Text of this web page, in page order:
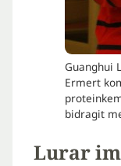
Guanghui
Ermert
bidragit
Lurar